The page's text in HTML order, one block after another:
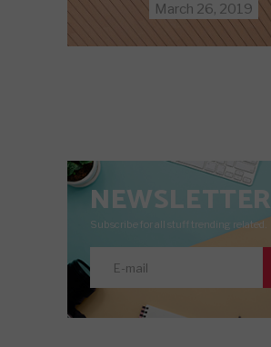
March 26, 2019
NEWSLETTER
Subscribe for all stuff trending related.